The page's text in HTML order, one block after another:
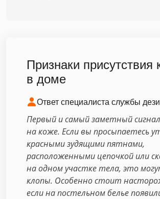
Признаки присутствия
в доме
Ответ специалиста службы
Первый и самый заметный
на коже. Если вы просыпаетесь
красными зудящими пятнами,
расположенными цепочкой или
на одном участке тела, это
клопы. Особенно стоит
если на постельном белье